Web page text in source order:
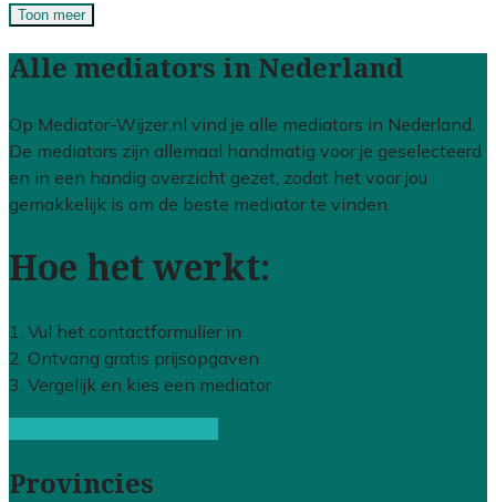
Toon meer
Alle mediators in Nederland
Op Mediator-Wijzer.nl vind je alle mediators in Nederland.
De mediators zijn allemaal handmatig voor je geselecteerd
en in een handig overzicht gezet, zodat het voor jou
gemakkelijk is om de beste mediator te vinden.
Hoe het werkt:
1. Vul het contactformulier in
2. Ontvang gratis prijsopgaven
3. Vergelijk en kies een mediator
Provincies